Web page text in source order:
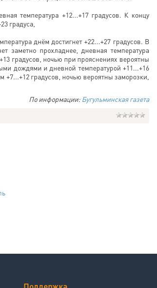
температура +12...+17 градусов. К концу
градуса,
днём достигнет +22...+27 градусов. В
заметно прохладнее, дневная температура
градусов, ночью при прояснениях вероятны
дождями и дневной температурой +11...+16
+7...+12 градусов, ночью вероятны заморозки,
По информации:Бугульминская газета